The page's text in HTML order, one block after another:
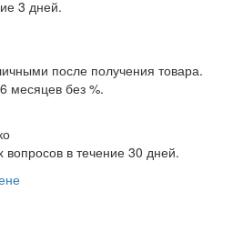
3 дней.
после получения товара.
месяцев без %.
в течение 30 дней.